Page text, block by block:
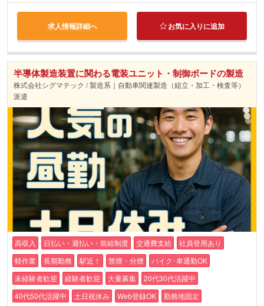
求人情報詳細へ お気に入りに追加
半導体製造装置に関わる電装ユニット・制御ボードの製造
株式会社シグマテック / 製造系｜自動車関連製造（組立・加工・検査等）
派遣
高収入 日払い・週払い・前給制度 交通費支給
社員登用あり
軽作業
長期勤務 駅近！ 禁煙・分煙
バイク･車通勤OK
未経験者歓迎
経験者歓迎 大量募集
20代30代活躍中
40代50代活躍中
土日祝休み Web登録OK
勤務地固定